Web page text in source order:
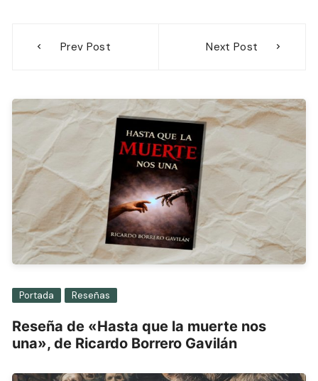
Prev Post Next Post
Portada Reseñas
Reseña de «Hasta que la muerte nos
una», de Ricardo Borrero Gavilán